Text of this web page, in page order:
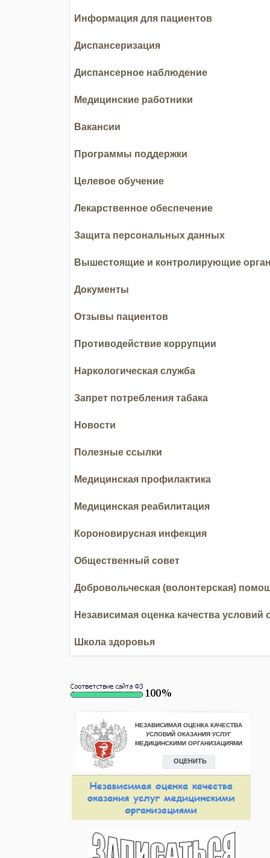
Информация для пациентов
Диспансеризация
Диспансерное наблюдение
Медицинские работники
Вакансии
Программы поддержки
Целевое обучение
Лекарственное обеспечение
Защита персональных данных
Вышестоящие и контролирующие
Документы
Отзывы пациентов
Противодействие коррупции
Наркологическая служба
Запрет потребления табака
Новости
Полезные ссылки
Медицинская профилактика
Медицинская реабилитация
Короновирусная инфекция
Общественный совет
Добровольческая (волонтерская)
Независимая оценка качества условий
Школа здоровья